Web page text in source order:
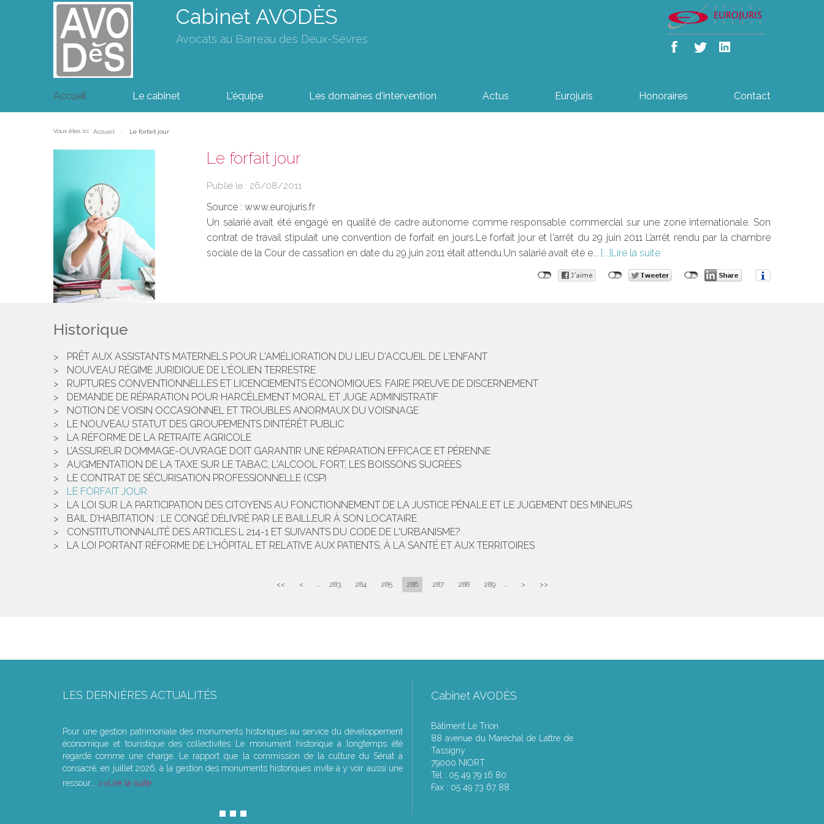
Cabinet AVODÈS
Avocats au Barreau des Deux-Sèvres
Accueil Le cabinet L'équipe Les domaines d'intervention Actus Eurojuris Honoraires Contact
Vous êtes ici : Accueil Le forfait jour
Le forfait jour
Publié le : 26/08/2011
Source : www.eurojuris.fr
Un salarié avait été engagé en qualité de cadre autonome comme responsable commercial sur une zone internationale. Son
contrat de travail stipulait une convention de forfait en jours.Le forfait jour et l'arrêt du 29 juin 2011 L’arrêt rendu par la chambre
sociale de la Cour de cassation en date du 29 juin 2011 était attendu.Un salarié avait été e...
Lire la suite
Historique
PRÊT AUX ASSISTANTS MATERNELS POUR L'AMÉLIORATION DU LIEU D'ACCUEIL DE L'ENFANT
NOUVEAU RÉGIME JURIDIQUE DE L'ÉOLIEN TERRESTRE
RUPTURES CONVENTIONNELLES ET LICENCIEMENTS ÉCONOMIQUES: FAIRE PREUVE DE DISCERNEMENT
DEMANDE DE RÉPARATION POUR HARCÈLEMENT MORAL ET JUGE ADMINISTRATIF
NOTION DE VOISIN OCCASIONNEL ET TROUBLES ANORMAUX DU VOISINAGE
LE NOUVEAU STATUT DES GROUPEMENTS DINTÉRÊT PUBLIC
LA RÉFORME DE LA RETRAITE AGRICOLE
L’ASSUREUR DOMMAGE-OUVRAGE DOIT GARANTIR UNE RÉPARATION EFFICACE ET PÉRENNE
AUGMENTATION DE LA TAXE SUR LE TABAC, L'ALCOOL FORT, LES BOISSONS SUCRÉES
LE CONTRAT DE SÉCURISATION PROFESSIONNELLE (CSP)
LE FORFAIT JOUR
LA LOI SUR LA PARTICIPATION DES CITOYENS AU FONCTIONNEMENT DE LA JUSTICE PÉNALE ET LE JUGEMENT DES MINEURS
BAIL D’HABITATION : LE CONGÉ DÉLIVRÉ PAR LE BAILLEUR À SON LOCATAIRE
CONSTITUTIONNALITÉ DES ARTICLES L 214-1 ET SUIVANTS DU CODE DE L'URBANISME?
LA LOI PORTANT RÉFORME DE L'HÔPITAL ET RELATIVE AUX PATIENTS, À LA SANTÉ ET AUX TERRITOIRES
<< < ... 283 284 285 286 287 288 289 ... > >>
LES DERNIÈRES ACTUALITÉS
Pour une gestion patrimoniale des monuments historiques au service du développement
économique et touristique des collectivités Le monument historique a longtemps été
regardé comme une charge. Le rapport que la commission de la culture du Sénat a
consacré, en juillet 2026, à la gestion des monuments historiques invite à y voir aussi une
ressour...
Lire la suite
Cabinet AVODÈS
Bâtiment Le Trion
88 avenue du Maréchal de Lattre de
Tassigny
79000 NIORT
Tél : 05 49 79 16 80
Fax : 05 49 73 67 88